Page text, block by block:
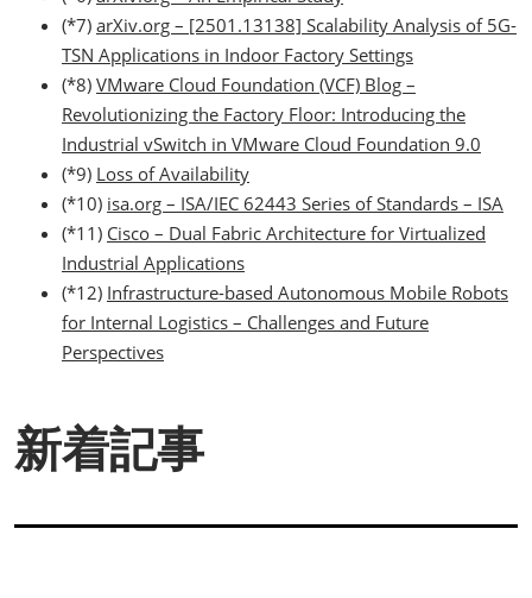
(*7) arXiv.org – [2501.13138] Scalability Analysis of 5G-
TSN Applications in Indoor Factory Settings
(*8) VMware Cloud Foundation (VCF) Blog –
Revolutionizing the Factory Floor: Introducing the
Industrial vSwitch in VMware Cloud Foundation 9.0
(*9) Loss of Availability
(*10) isa.org – ISA/IEC 62443 Series of Standards – ISA
(*11) Cisco – Dual Fabric Architecture for Virtualized
Industrial Applications
(*12) Infrastructure-based Autonomous Mobile Robots
for Internal Logistics – Challenges and Future
Perspectives
新着記事